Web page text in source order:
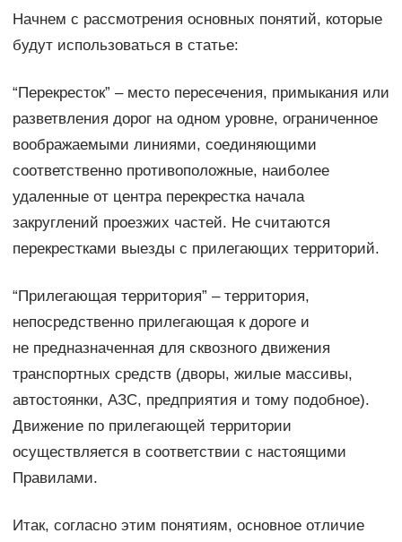
Начнем с рассмотрения основных понятий, которые
будут использоваться в статье:
“Перекресток” – место пересечения, примыкания или
разветвления дорог на одном уровне, ограниченное
воображаемыми линиями, соединяющими
соответственно противоположные, наиболее
удаленные от центра перекрестка начала
закруглений проезжих частей. Не считаются
перекрестками выезды с прилегающих территорий.
“Прилегающая территория” – территория,
непосредственно прилегающая к дороге и
не предназначенная для сквозного движения
транспортных средств (дворы, жилые массивы,
автостоянки, АЗС, предприятия и тому подобное).
Движение по прилегающей территории
осуществляется в соответствии с настоящими
Правилами.
Итак, согласно этим понятиям, основное отличие